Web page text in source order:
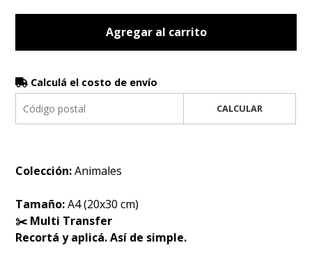
Agregar al carrito
Calculá el costo de envío
CALCULAR
Colección:Animales
Tamaño:A4 (20x30 cm)
✂️ Multi Transfer
Recortá y aplicá. Así de simple.